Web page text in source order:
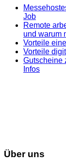
Job
Remote
und warum
Vorteile
Vorteile
Gutscheine
Infos
Über uns